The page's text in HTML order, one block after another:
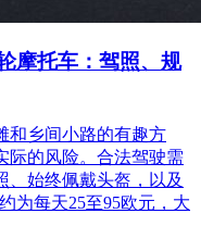
摩托车：驾照、规
和乡间小路的有趣方
际的风险。合法驾驶需
、始终佩戴头盔，以及
为每天25至95欧元，大